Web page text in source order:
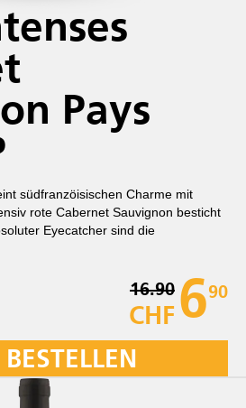
Pays
südfranzöisischen Charme mit
rote Cabernet Sauvignon besticht
Eyecatcher sind die
16.90
CHF690
BESTELLEN